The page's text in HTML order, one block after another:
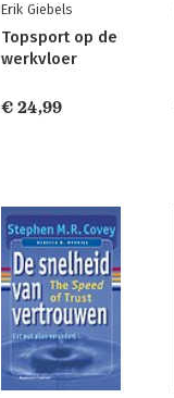
Erik Giebels
Topsport op de
werkvloer
€ 24,99